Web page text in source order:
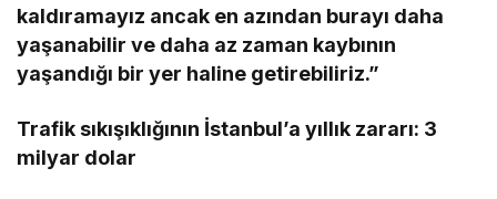
kaldıramayız ancak en azından burayı daha
yaşanabilir ve daha az zaman kaybının
yaşandığı bir yer haline getirebiliriz.”
Trafik sıkışıklığının İstanbul’a yıllık zararı: 3
milyar dolar